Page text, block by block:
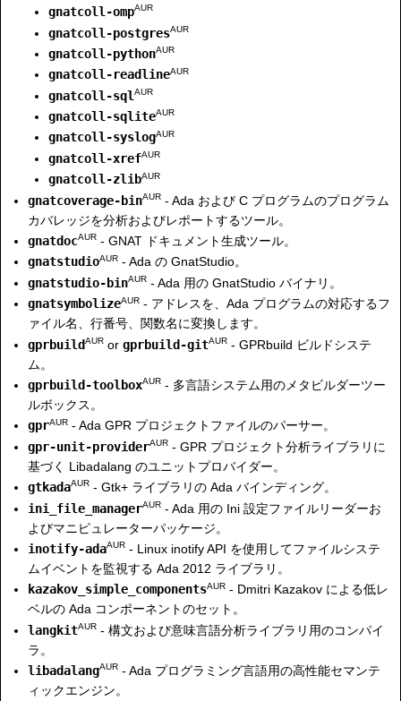
gnatcoll-ompAUR
gnatcoll-postgresAUR
gnatcoll-pythonAUR
gnatcoll-readlineAUR
gnatcoll-sqlAUR
gnatcoll-sqliteAUR
gnatcoll-syslogAUR
gnatcoll-xrefAUR
gnatcoll-zlibAUR
gnatcoverage-binAUR - Ada および C プログラムのプログラム
カバレッジを分析およびレポートするツール。
gnatdocAUR - GNAT ドキュメント生成ツール。
gnatstudioAUR - Ada の GnatStudio。
gnatstudio-binAUR - Ada 用の GnatStudio バイナリ。
gnatsymbolizeAUR - アドレスを、Ada プログラムの対応するフ
ァイル名、行番号、関数名に変換します。
gprbuildAUR orgprbuild-gitAUR - GPRbuild ビルドシステ
ム。
gprbuild-toolboxAUR - 多言語システム用のメタビルダーツー
ルボックス。
gprAUR - Ada GPR プロジェクトファイルのパーサー。
gpr-unit-providerAUR - GPR プロジェクト分析ライブラリに
基づく Libadalang のユニットプロバイダー。
gtkadaAUR - Gtk+ ライブラリの Ada バインディング。
ini_file_managerAUR - Ada 用の Ini 設定ファイルリーダーお
よびマニピュレーターパッケージ。
inotify-adaAUR - Linux inotify API を使用してファイルシステ
ムイベントを監視する Ada 2012 ライブラリ。
kazakov_simple_componentsAUR - Dmitri Kazakov による低レ
ベルの Ada コンポーネントのセット。
langkitAUR - 構文および意味言語分析ライブラリ用のコンパイ
ラ。
libadalangAUR - Ada プログラミング言語用の高性能セマンテ
ィックエンジン。